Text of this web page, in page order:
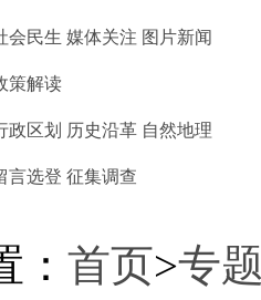
会民生 媒体关注 图片新闻
策解读
政区划 历史沿革 自然地理
言选登 征集调查
首页>专